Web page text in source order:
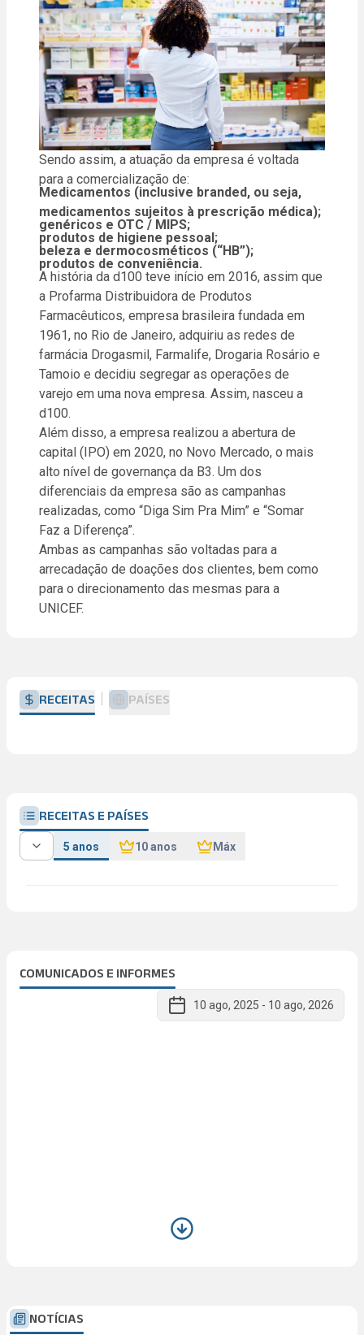
Sendo assim, a atuação da empresa é voltada
para a comercialização de:
Medicamentos (inclusive branded, ou seja,
medicamentos sujeitos à prescrição médica);
genéricos e OTC / MIPS;
produtos de higiene pessoal;
beleza e dermocosméticos (“HB”);
produtos de conveniência.
A história da d100 teve início em 2016, assim que
a Profarma Distribuidora de Produtos
Farmacêuticos, empresa brasileira fundada em
1961, no Rio de Janeiro, adquiriu as redes de
farmácia Drogasmil, Farmalife, Drogaria Rosário e
Tamoio e decidiu segregar as operações de
varejo em uma nova empresa. Assim, nasceu a
d100.
Além disso, a empresa realizou a abertura de
capital (IPO) em 2020, no Novo Mercado, o mais
alto nível de governança da B3. Um dos
diferenciais da empresa são as campanhas
realizadas, como “Diga Sim Pra Mim” e “Somar
Faz a Diferença”.
Ambas as campanhas são voltadas para a
arrecadação de doações dos clientes, bem como
para o direcionamento das mesmas para a
UNICEF.
RECEITAS PAÍSES
RECEITAS E PAÍSES
5 anos 10 anos Máx
COMUNICADOS E INFORMES
10 ago, 2025 - 10 ago, 2026
NOTÍCIAS